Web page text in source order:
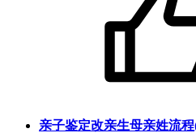
亲子鉴定改亲生母亲姓流